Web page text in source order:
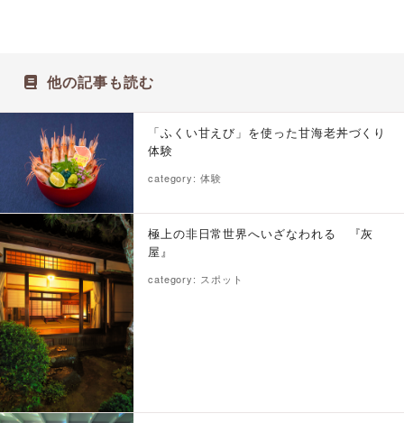
他の記事も読む
「ふくい甘えび」を使った甘海老丼づくり
体験
category: 体験
極上の非日常世界へいざなわれる 『灰
屋』
category: スポット